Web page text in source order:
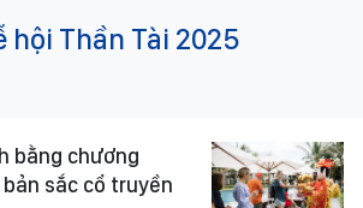
hội Thần Tài 2025
bằng chương
sắc cổ truyền